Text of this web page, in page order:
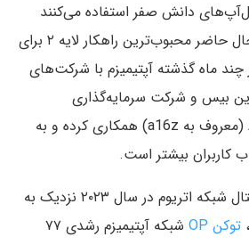
دانش صفر استفاده می‌کنند
وجود دارد. آربیتروم در حال حاضر محبوب‌ترین راهکار لایه ۲ برای
چند ماه گذشته آپتیمیزم با شرکت‌های
بیس و شرکت سرمایه‌گذاری
Andreessen Horowitz (معروف به a16z) همکاری کرده و به
کاربران بیشتر است.
در حالی که اتر، ارز دیجیتال شبکه اتریوم در سال ۲۰۲۳ نزدیک به
توکن OP
شبکه آپتیمیزم رشدی ۷۷